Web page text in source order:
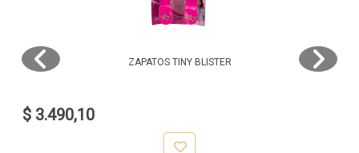
ZAPATOS TINY BLISTER
$ 3.490,10